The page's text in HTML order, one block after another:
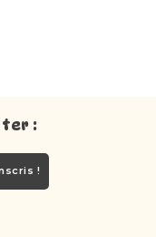
:
!